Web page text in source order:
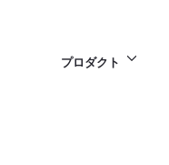
プロダクト